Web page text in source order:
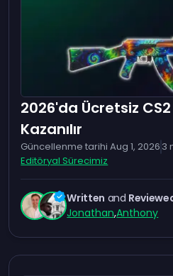
2026'da Ücretsiz CS2
Kazanılır
Güncellenme tarihi Aug 1, 2026 3
Editöryal Sürecimiz
Written and
Jonathan,Anthony